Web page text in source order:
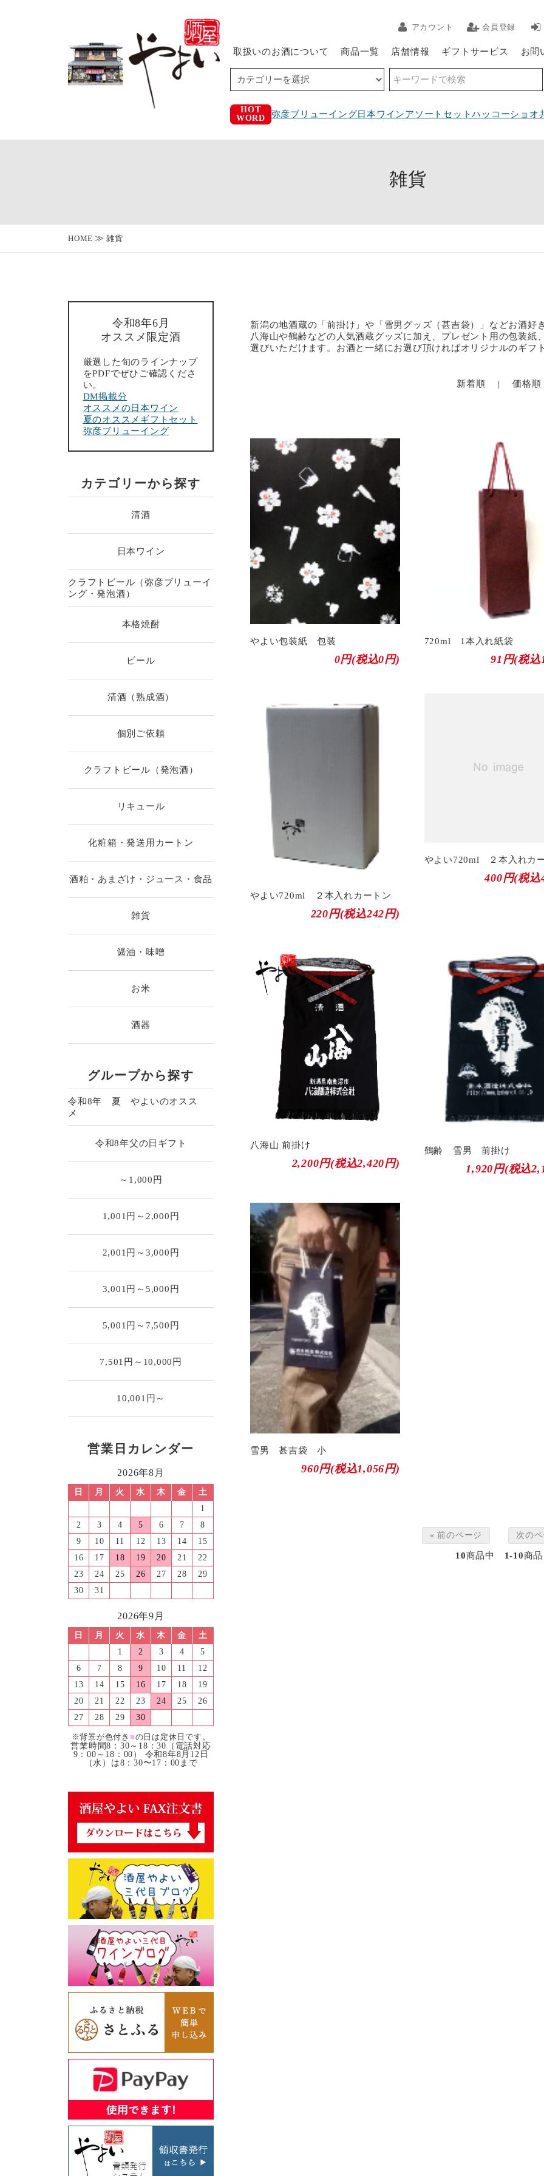
アカウント 会員登録
取扱いのお酒について 商品一覧 店舗情報 ギフトサービス お問
HOT
WORD
弥彦ブリューイング日本ワインアソートセットハッコーショオ
雑貨
HOME 雑貨
新潟の地酒蔵の「前掛け」や「雪男グッズ（甚吉袋）」などお酒好
八海山や鶴齢などの人気酒蔵グッズに加え、プレゼント用の包装
選びいただけます。お酒と一緒にお選び頂ければオリジナルのギフ
新着順 |価格順
やよい包装紙 包装
0円(税込0円)
720ml 1本入れ紙袋
91円(税込
やよい720ml ２本入れカートン
220円(税込242円)
やよい720ml ２本入れカ
400円(税込
八海山 前掛け
2,200円(税込2,420円)
鶴齢 雪男 前掛け
1,920円(税込
雪男 甚吉袋 小
960円(税込1,056円)
« 前のページ 次の
10商品中 1-10商品
令和8年6月
オススメ限定酒
厳選した旬のラインナップ
をPDFでぜひご確認くださ
い。
DM掲載分
オススメの日本ワイン
夏のオススメギフトセット
弥彦ブリューイング
カテゴリーから探す
清酒
日本ワイン
クラフトビール（弥彦ブリューイ
ング・発泡酒）
本格焼酎
ビール
清酒（熟成酒）
個別ご依頼
クラフトビール（発泡酒）
リキュール
化粧箱・発送用カートン
酒粕・あまざけ・ジュース・食品
雑貨
醤油・味噌
お米
酒器
グループから探す
令和8年 夏 やよいのオスス
メ
令和8年父の日ギフト
～1,000円
1,001円～2,000円
2,001円～3,000円
3,001円～5,000円
5,001円～7,500円
7,501円～10,000円
10,001円～
営業日カレンダー
2026年8月
日 月 火 水 木 金
土
1
2
3 4 5 6 7
8
9
10 11 12 13 14
15
16
17 18 19 20 21
22
23
24 25 26 27 28
29
30
31
2026年9月
日 月 火 水 木 金
土
1
2 3 4
5
6
7 8 9 10 11
12
13
14 15 16 17 18
19
20
21 22 23 24 25
26
27
28 29 30
※背景が色付き ■の日は定休日です。
営業時間8：30～18：30（電話対応
9：00～18：00） 令和8年8月12日
（水）は8：30〜17：00まで